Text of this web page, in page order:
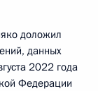
доложил
данных
2022 года
Федерации